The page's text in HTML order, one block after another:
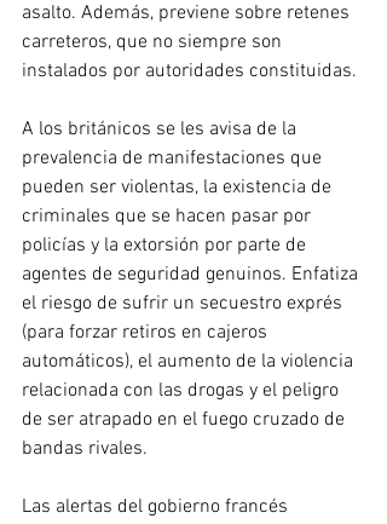
asalto. Además, previene sobre retenes
carreteros, que no siempre son
instalados por autoridades constituidas.
A los británicos se les avisa de la
prevalencia de manifestaciones que
pueden ser violentas, la existencia de
criminales que se hacen pasar por
policías y la extorsión por parte de
agentes de seguridad genuinos. Enfatiza
el riesgo de sufrir un secuestro exprés
(para forzar retiros en cajeros
automáticos), el aumento de la violencia
relacionada con las drogas y el peligro
de ser atrapado en el fuego cruzado de
bandas rivales.
Las alertas del gobierno francés